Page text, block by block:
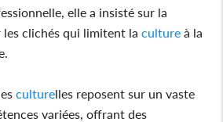
elle a insisté sur la
les clichés qui limitent laculture à la
culturelles reposent sur un vaste
variées, offrant des